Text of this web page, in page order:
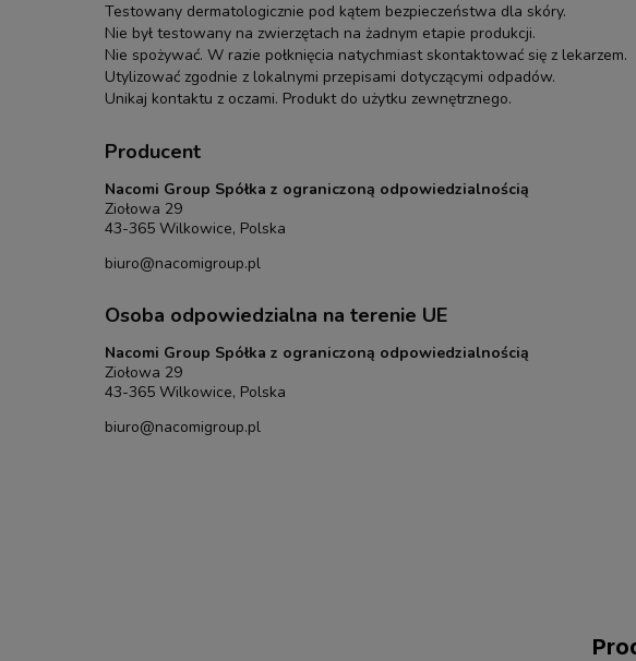
Testowany dermatologicznie pod kątem bezpieczeństwa dla skóry.
Nie był testowany na zwierzętach na żadnym etapie produkcji.
Nie spożywać. W razie połknięcia natychmiast skontaktować się z lekarzem.
Utylizować zgodnie z lokalnymi przepisami dotyczącymi odpadów.
Unikaj kontaktu z oczami. Produkt do użytku zewnętrznego.
Producent
Nacomi Group Spółka z ograniczoną odpowiedzialnością
Ziołowa 29
43-365 Wilkowice, Polska
biuro@nacomigroup.pl
Osoba odpowiedzialna na terenie UE
Nacomi Group Spółka z ograniczoną odpowiedzialnością
Ziołowa 29
43-365 Wilkowice, Polska
biuro@nacomigroup.pl